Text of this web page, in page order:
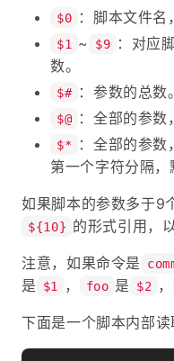
$0 ：脚本文件名
$1 ~ $9
：对应
数。
$# ：参数的总数。
$@ ：全部的参数
$* ：全部的参数
第一个字符分隔，
如果脚本的参数多于9
${10} 的形式引用，
注意，如果命令是
是 $1 ， foo 是 $2 ，
下面是一个脚本内部读